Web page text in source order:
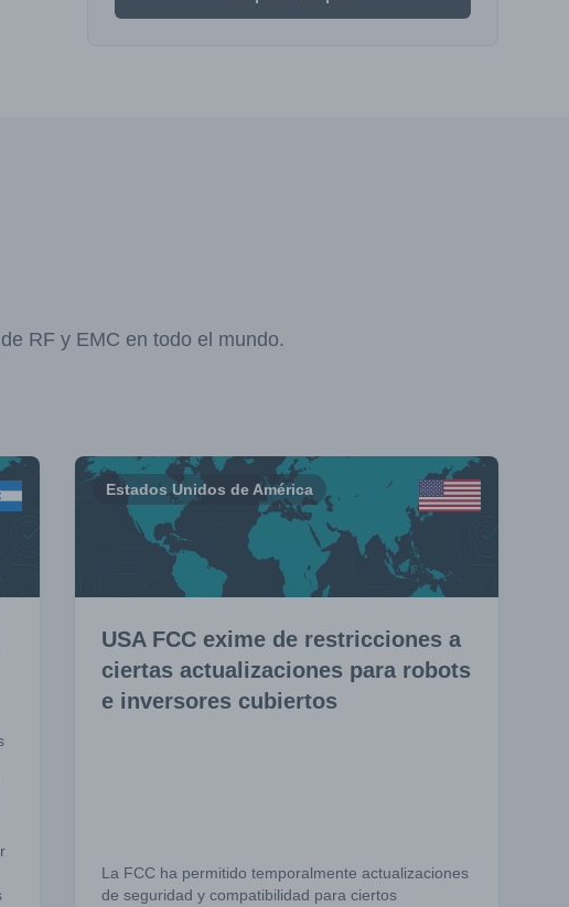
RF y EMC en todo el mundo.
Estados Unidos de América
USA FCC exime de restricciones a
ciertas actualizaciones para robots
e inversores cubiertos
La FCC ha permitido temporalmente actualizaciones
de seguridad y compatibilidad para ciertos